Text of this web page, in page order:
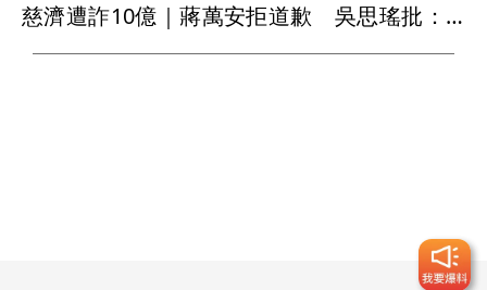
慈濟遭詐10億｜蔣萬安拒道歉 吳思瑤批：死鴨子嘴硬